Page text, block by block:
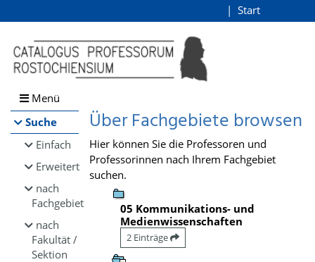
Browsen
direkt zum Inhalt
Start
Menü
Suche
Einfach
Erweitert
nach
Fachgebiet
nach
Fakultät /
Sektion
Über Fachgebiete browsen
Hier können Sie die Professoren und
Professorinnen nach Ihrem Fachgebiet
suchen.
05 Kommunikations- und
Medienwissenschaften
2 Einträge